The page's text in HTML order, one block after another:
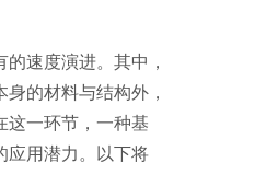
速度演进。其中，
的材料与结构外，
这一环节，一种基
应用潜力。以下将